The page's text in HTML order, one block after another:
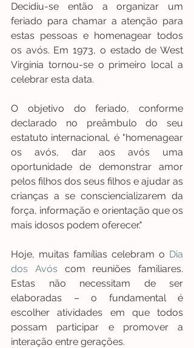
Decidiu-se então a organizar um
feriado para chamar a atenção para
estas pessoas e homenagear todos
os avós. Em 1973, o estado de West
Virginia tornou-se o primeiro local a
celebrar esta data.
O objetivo do feriado, conforme
declarado no preâmbulo do seu
estatuto internacional, é "homenagear
os avós, dar aos avós uma
oportunidade de demonstrar amor
pelos filhos dos seus filhos e ajudar as
crianças a se consciencializarem da
força, informação e orientação que os
mais idosos podem oferecer."
Hoje, muitas famílias celebram o Dia
dos Avós com reuniões familiares.
Estas não necessitam de ser
elaboradas – o fundamental é
escolher atividades em que todos
possam participar e promover a
interação entre gerações.